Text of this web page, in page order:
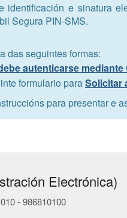
identificación e sinatura
Segura PIN-SMS.
das seguintes formas:
autenticarse
formulario paraSolicitar
para presentar e
Electrónica)
- 986810100